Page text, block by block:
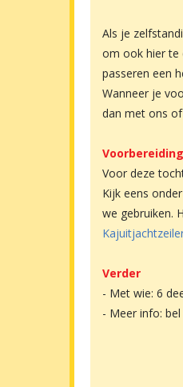
Als je
om ook hier te
passeren een
Wanneer je
dan met ons
Voorbereiding
Voor deze
Kijk eens
we gebruiken.
Verder
- Met wie: 6
- Meer info: